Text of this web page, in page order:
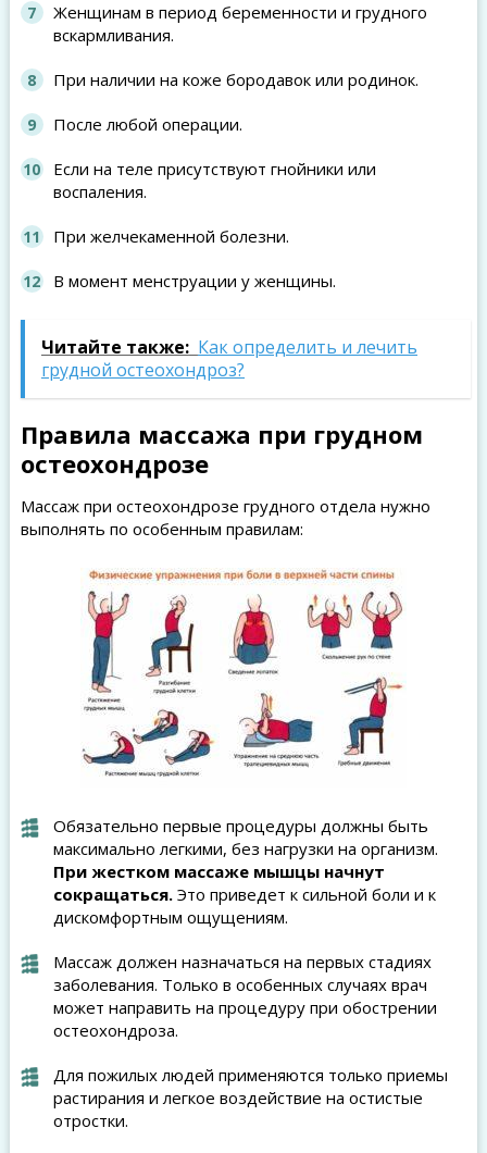
Женщинам в период беременности и грудного
вскармливания.
При наличии на коже бородавок или родинок.
После любой операции.
Если на теле присутствуют гнойники или
воспаления.
При желчекаменной болезни.
В момент менструации у женщины.
Читайте также: Как определить и лечить
грудной остеохондроз?
Правила массажа при грудном
остеохондрозе
Массаж при остеохондрозе грудного отдела нужно
выполнять по особенным правилам:
Обязательно первые процедуры должны быть
максимально легкими, без нагрузки на организм.
При жестком массаже мышцы начнут
сокращаться.Это приведет к сильной боли и к
дискомфортным ощущениям.
Массаж должен назначаться на первых стадиях
заболевания. Только в особенных случаях врач
может направить на процедуру при обострении
остеохондроза.
Для пожилых людей применяются только приемы
растирания и легкое воздействие на остистые
отростки.